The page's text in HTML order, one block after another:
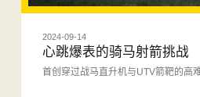
2024-09-14
心跳爆表的骑马射箭挑战